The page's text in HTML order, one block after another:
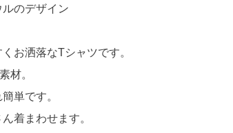
のデザイン
お洒落なTシャツです。
材。
単です。
着まわせます。